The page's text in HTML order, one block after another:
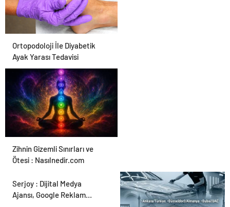
Ortopodoloji İle Diyabetik
Ayak Yarası Tedavisi
Zihnin Gizemli Sınırları ve
Ötesi : Nasılnedir.com
Serjoy : Dijital Medya
Ajansı, Google Reklam